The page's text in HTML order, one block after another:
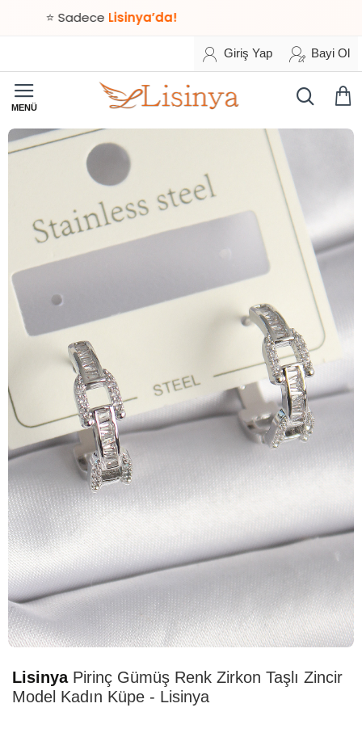
⭐ SadeceLisinya’da!
Giriş Yap Bayi Ol
LisinyaPirinç Gümüş Renk Zirkon Taşlı Zincir
Model Kadın Küpe - Lisinya